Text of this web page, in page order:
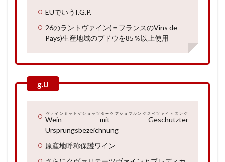
EUでいうI.G.P.
26のラントヴァイン(＝フランスのVins de
Pays)生産地域のブドウを85％以上使用
Wein mit Geschutzter
Ursprungsbezeichnung
ヴァインミットゲシュッツターウアシュプルングスベツァイヒヌング
原産地呼称保護ワイン